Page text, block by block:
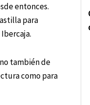
entonces.
para
también de
como para